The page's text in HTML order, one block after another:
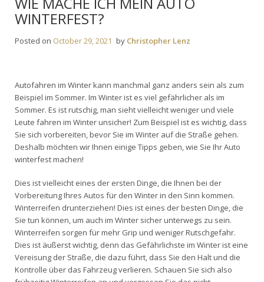
WINTERFEST?
Posted on October 29, 2021 by Christopher Lenz
Autofahren im Winter kann manchmal ganz anders sein als zum
Beispiel im Sommer. Im Winter ist es viel gefährlicher als im
Sommer. Es ist rutschig, man sieht vielleicht weniger und viele
Leute fahren im Winter unsicher! Zum Beispiel ist es wichtig, dass
Sie sich vorbereiten, bevor Sie im Winter auf die Straße gehen.
Deshalb möchten wir Ihnen einige Tipps geben, wie Sie Ihr Auto
winterfest machen!
Dies ist vielleicht eines der ersten Dinge, die Ihnen bei der
Vorbereitung Ihres Autos für den Winter in den Sinn kommen.
Winterreifen drunterziehen! Dies ist eines der besten Dinge, die
Sie tun können, um auch im Winter sicher unterwegs zu sein.
Winterreifen sorgen für mehr Grip und weniger Rutschgefahr.
Dies ist äußerst wichtig, denn das Gefährlichste im Winter ist eine
Vereisung der Straße, die dazu führt, dass Sie den Halt und die
Kontrolle über das Fahrzeug verlieren. Schauen Sie sich also